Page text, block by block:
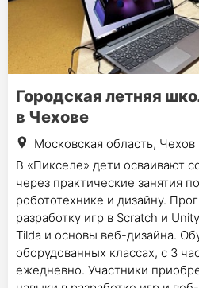
Городская летняя
в Чехове
Московская область, Чехов
В «Пикселе» дети осваивают
через практические занятия
робототехнике и дизайну.
разработку игр в Scratch и
Tilda и основы веб-дизайна.
оборудованных классах, с 3
ежедневно. Участники